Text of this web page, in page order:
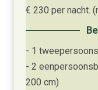
€ 230 per nacht.
- 1
- 2
200 cm)